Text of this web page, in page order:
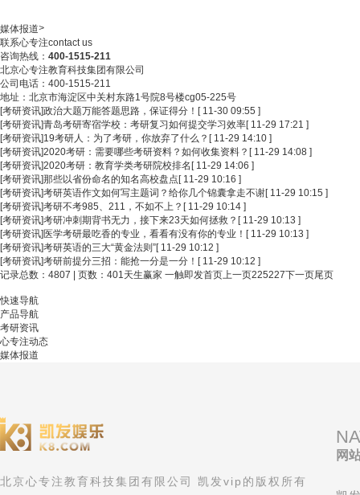
媒体报道>
联系心专注contact us
咨询热线： 400-1515-211
北京心专注教育科技集团有限公司
公司电话：400-1515-211
地址：北京市海淀区中关村东路1号院8号楼cg05-225号
[考研资讯]政治大题万能答题思路，保证得分！ [ 11-30 09:55 ]
[考研资讯]青岛考研寄宿学校：考研复习如何提交学习效率[ 11-29 17:21 ]
[考研资讯]19考研人：为了考研，你放弃了什么？ [ 11-29 14:10 ]
[考研资讯]2020考研：需要哪些考研资料？如何收集资料？ [ 11-29 14:08 ]
[考研资讯]2020考研：教育学类考研院校排名 [ 11-29 14:06 ]
[考研资讯]那些以省份命名的知名高校盘点 [ 11-29 10:16 ]
[考研资讯]考研英语作文如何写主题词？给你几个锦囊拿走不谢[ 11-29 10:15 ]
[考研资讯]考研不考985、211，不如不上？ [ 11-29 10:14 ]
[考研资讯]考研冲刺期背书无力，接下来23天如何拯救？ [ 11-29 10:13 ]
[考研资讯] 医学考研最吃香的专业，看看有没有你的专业！ [ 11-29 10:13 ]
[考研资讯]考研英语的三大“黄金法则”[ 11-29 10:12 ]
[考研资讯]考研前提分三招：能抢一分是一分！ [ 11-29 10:12 ]
记录总数：4807 | 页数：401天生赢家 一触即发首页上一页225227下一页尾页
快速导航
产品导航
考研资讯
心专注动态
媒体报道
北京心专注教育科技集团有限公司 凯发vip的版权所有
网